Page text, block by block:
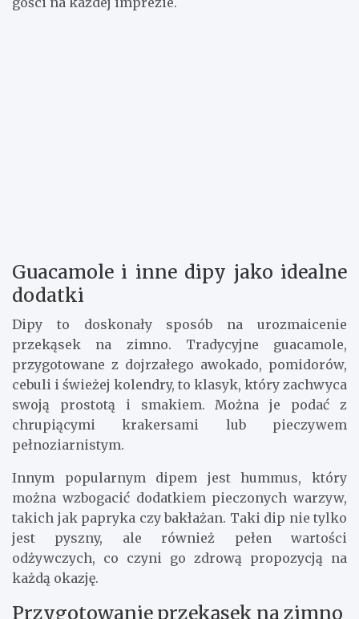
Guacamole i inne dipy jako idealne
dodatki
Dipy to doskonały sposób na urozmaicenie
przekąsek na zimno. Tradycyjne guacamole,
przygotowane z dojrzałego awokado, pomidorów,
cebuli i świeżej kolendry, to klasyk, który zachwyca
swoją prostotą i smakiem. Można je podać z
chrupiącymi krakersami lub pieczywem
pełnoziarnistym.
Innym popularnym dipem jest hummus, który
można wzbogacić dodatkiem pieczonych warzyw,
takich jak papryka czy bakłażan. Taki dip nie tylko
jest pyszny, ale również pełen wartości
odżywczych, co czyni go zdrową propozycją na
każdą okazję.
Przygotowanie przekąsek na zimno